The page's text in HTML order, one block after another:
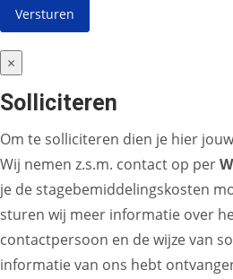
×
Solliciteren
Om te solliciteren dien je hier
Wij nemen z.s.m. contact op per
je de stagebemiddelingskosten
sturen wij meer informatie over
contactpersoon en de wijze van
informatie van ons hebt